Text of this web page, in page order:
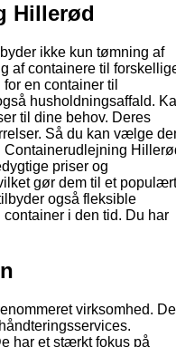
Hillerød
ikke kun tømning af
af containere til
en container til
husholdningsaffald.
til dine behov. Deres
Så du kan vælge
Containerudlejning
priser og
gør dem til et populært
også fleksible
container i den tid. Du har
virksomhed.
har et stærkt fokus på